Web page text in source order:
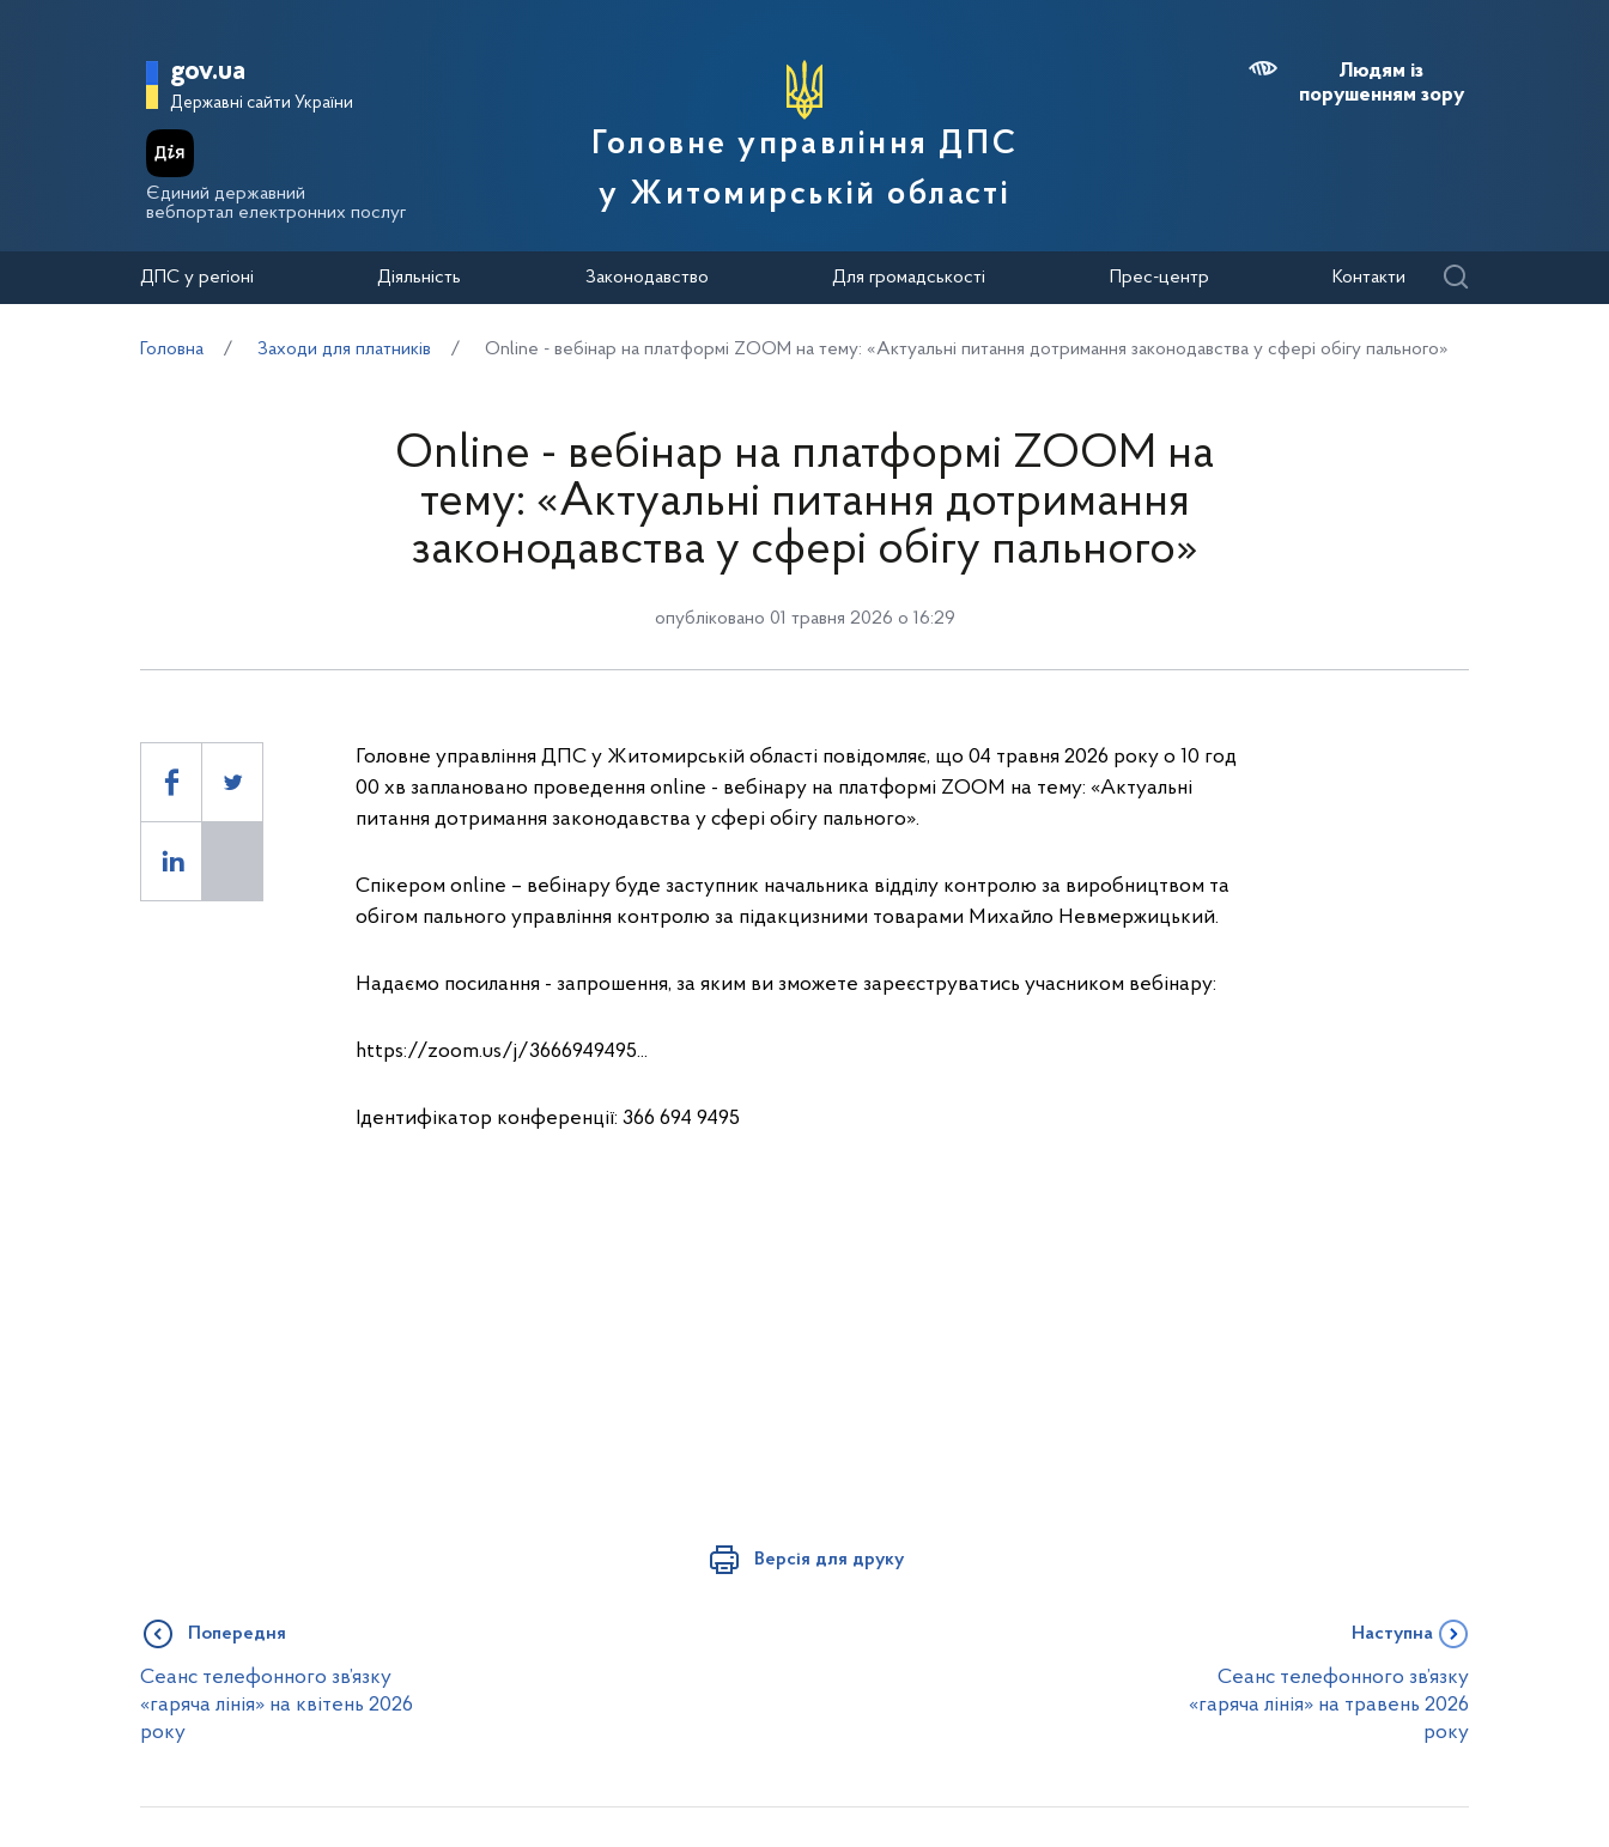
Головна сторінка Державної податкової служби України
gov.ua
Державні сайти України
Єдиний державний
вебпортал електронних послуг
Головне управління ДПС
у Житомирській області
Людям із
порушенням зору
ДПС у регіоні Діяльність Законодавство Для громадськості Прес-центр Контакти
Головна Заходи для платників Online - вебінар на платформі ZOOМ на тему: «Актуальні питання дотримання законодавства у сфері обігу пального»
Online - вебінар на платформі ZOOМ на
тему: «Актуальні питання дотримання
законодавства у сфері обігу пального»
опубліковано 01 травня 2026 о 16:29
Головне управління ДПС у Житомирській області повідомляє, що 04 травня 2026 року о 10 год
00 хв заплановано проведення online - вебінару на платформі ZOOМ на тему: «Актуальні
питання дотримання законодавства у сфері обігу пального».
Спікером online – вебінару буде заступник начальника відділу контролю за виробництвом та
обігом пального управління контролю за підакцизними товарами Михайло Невмержицький.
Надаємо посилання - запрошення, за яким ви зможете зареєструватись учасником вебінару:
https://zoom.us/j/3666949495...
Ідентифікатор конференції: 366 694 9495
Версія для друку
Попередня
Сеанс телефонного зв’язку
«гаряча лінія» на квітень 2026
року
Наступна
Сеанс телефонного зв’язку
«гаряча лінія» на травень 2026
року